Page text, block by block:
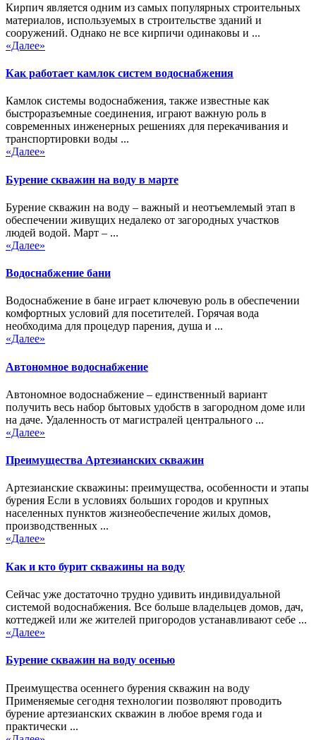
Кирпич является одним из самых популярных строительных
материалов, используемых в строительстве зданий и
сооружений. Однако не все кирпичи одинаковы и ...
«Далее»
Как работает камлок систем водоснабжения
Камлок системы водоснабжения, также известные как
быстроразъемные соединения, играют важную роль в
современных инженерных решениях для перекачивания и
транспортировки воды ...
«Далее»
Бурение скважин на воду в марте
Бурение скважин на воду – важный и неотъемлемый этап в
обеспечении живущих недалеко от загородных участков
людей водой. Март – ...
«Далее»
Водоснабжение бани
Водоснабжение в бане играет ключевую роль в обеспечении
комфортных условий для посетителей. Горячая вода
необходима для процедур парения, душа и ...
«Далее»
Автономное водоснабжение
Автономное водоснабжение – единственный вариант
получить весь набор бытовых удобств в загородном доме или
на даче. Удаленность от магистралей центрального ...
«Далее»
Преимущества Артезианских скважин
Артезианские скважины: преимущества, особенности и этапы
бурения Если в условиях больших городов и крупных
населенных пунктов жизнеобеспечение жилых домов,
производственных ...
«Далее»
Как и кто бурит скважины на воду
Сейчас уже достаточно трудно удивить индивидуальной
системой водоснабжения. Все больше владельцев домов, дач,
коттеджей или же жителей пригородов устанавливают себе ...
«Далее»
Бурение скважин на воду осенью
Преимущества осеннего бурения скважин на воду
Применяемые сегодня технологии позволяют проводить
бурение артезианских скважин в любое время года и
практически ...